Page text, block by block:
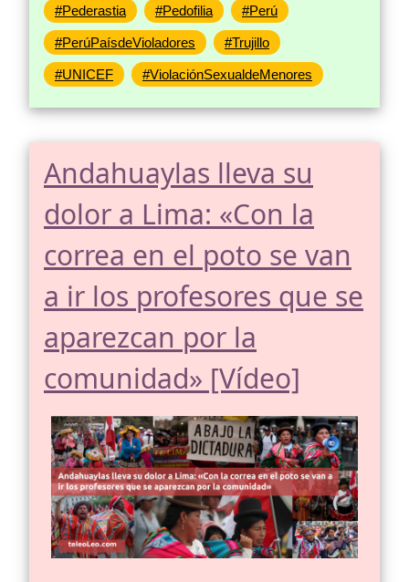
#Pederastia #Pedofilia #Perú
#PerúPaísdeVioladores #Trujillo
#UNICEF #ViolaciónSexualdeMenores
Andahuaylas lleva su
dolor a Lima: «Con la
correa en el poto se van
a ir los profesores que se
aparezcan por la
comunidad» [Vídeo]